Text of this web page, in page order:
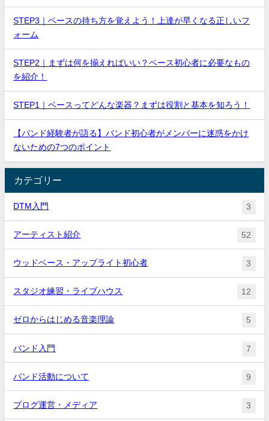
STEP3｜ベースの持ち方を覚えよう！上達が早くなる正しいフ
ォーム
STEP2｜まずは何を揃えればいい？ベース初心者に必要なもの
を紹介！
STEP1｜ベースってどんな楽器？まずは役割と基本を知ろう！
【バンド経験者が語る】バンド初心者がメンバーに迷惑をかけ
ないための7つのポイント
カテゴリー
DTM入門 3
アーティスト紹介 52
ウッドベース・アップライト初心者 3
スタジオ練習・ライブハウス 12
ゼロからはじめる音楽理論 5
バンド入門 7
バンド活動について 9
ブログ運営・メディア 3